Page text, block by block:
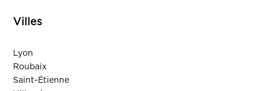
Villes
Lyon
Roubaix
Saint-Étienne